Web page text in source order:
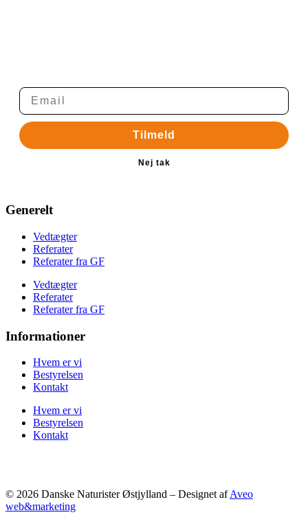
Tilmeld
Nej tak
Generelt
Vedtægter
Referater
Referater fra GF
Vedtægter
Referater
Referater fra GF
Informationer
Hvem er vi
Bestyrelsen
Kontakt
Hvem er vi
Bestyrelsen
Kontakt
© 2026 Danske Naturister Østjylland – Designet afAveo
web&marketing